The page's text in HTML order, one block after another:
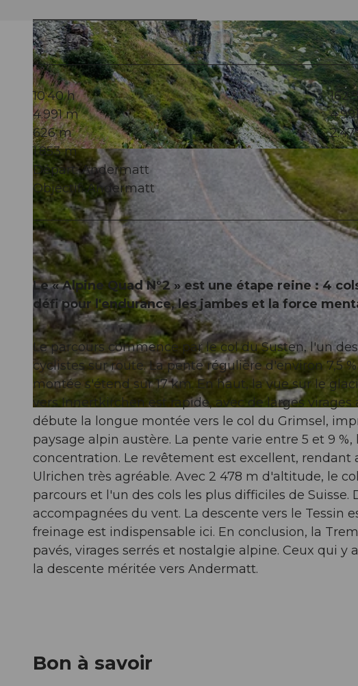
© Andermatt-Urserntal Tourismus GmbH, Ferienregion Andermatt
10:40 h
4.991 m
626 m
1.853 m
Départ: Andermatt
Objectif: Andermatt
Le « Alpine Quad N°2 » est une étape reine : 4
défi pour l'endurance, les jambes et la force
Le parcours commence par le col du Susten, l'un
cyclistes sur route. La pente régulière d'environ 7,5
montée s'étend sur 17 km. En haut, la vue sur le
vers Innertkirchen est rapide, avec de larges
débute la longue montée vers le col du Grimsel,
paysage alpin austère. La pente varie entre 5 et 9
concentration. Le revêtement est excellent,
Ulrichen très agréable. Avec 2 478 m d'altitude, le
parcours et l'un des cols les plus difficiles de Suisse.
accompagnées du vent. La descente vers le Tessin
freinage est indispensable ici. En conclusion, la
pavés, virages serrés et nostalgie alpine. Ceux qui
la descente méritée vers Andermatt.
Bon à savoir